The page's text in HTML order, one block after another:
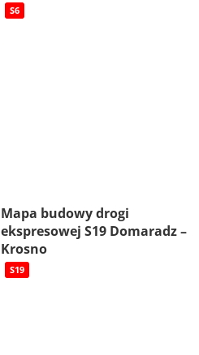
S6
Mapa budowy drogi
ekspresowej S19 Domaradz –
Krosno
S19